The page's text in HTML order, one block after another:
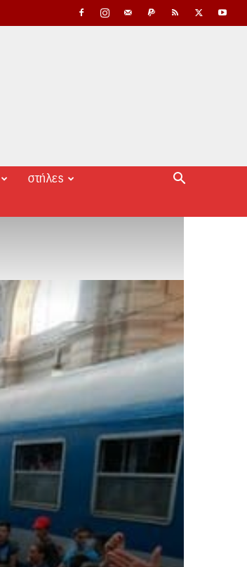
στήλες